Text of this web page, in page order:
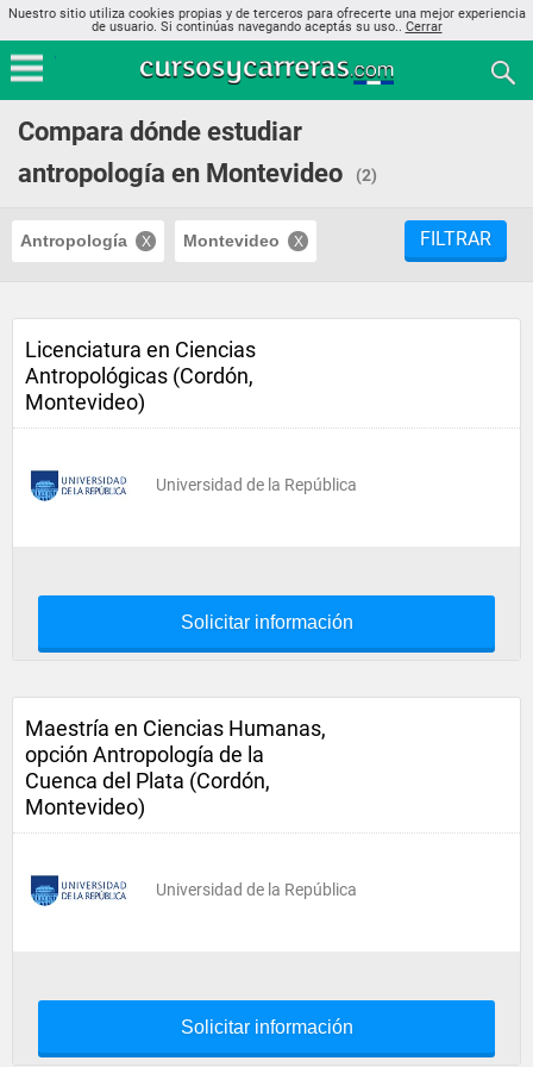
Nuestro sitio utiliza cookies propias y de terceros para ofrecerte una mejor experiencia
de usuario. Si continúas navegando aceptás su uso.. Cerrar
Compara dónde estudiar
antropología en Montevideo
(2)
Antropología Montevideo FILTRAR
Licenciatura en Ciencias
Antropológicas (Cordón,
Montevideo)
Universidad de la República
Solicitar información
Maestría en Ciencias Humanas,
opción Antropología de la
Cuenca del Plata (Cordón,
Montevideo)
Universidad de la República
Solicitar información